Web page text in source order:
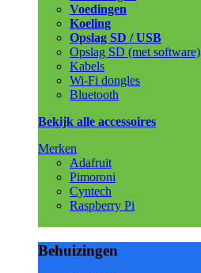
Voedingen
Koeling
Opslag SD / USB
Opslag SD (met software)
Kabels
Wi-Fi dongles
Bluetooth
Bekijk alle accessoires
Merken
Adafruit
Pimoroni
Cyntech
Raspberry Pi
Behuizingen